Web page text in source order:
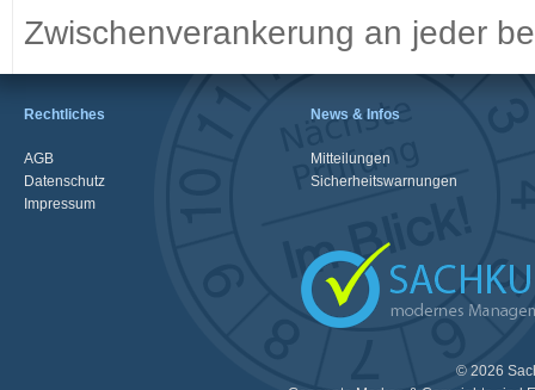
Zwischenverankerung an jeder
Rechtliches
AGB
Datenschutz
Impressum
News & Infos
Mitteilungen
Sicherheitswarnungen
© 2026